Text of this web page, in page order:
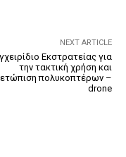
NEXT ARTICLE
Εκστρατείας για
την τακτική χρήση και
πολυκοπτέρων –
drone